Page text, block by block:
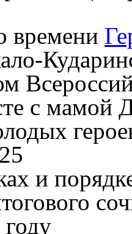
с мамой